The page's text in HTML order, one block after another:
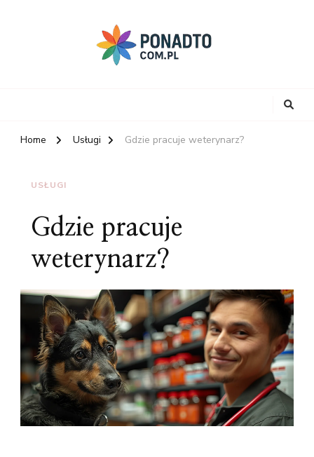
Home Usługi Gdzie pracuje weterynarz?
USŁUGI
Gdzie pracuje
weterynarz?